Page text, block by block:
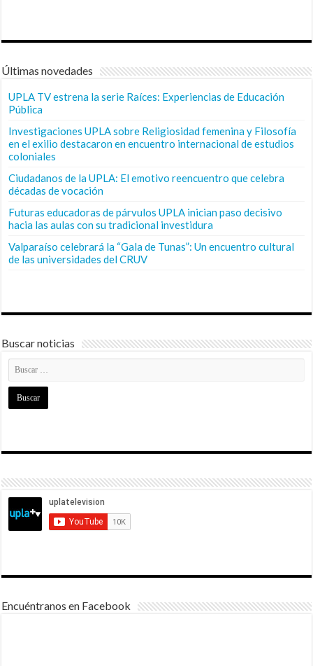
Últimas novedades
UPLA TV estrena la serie Raíces: Experiencias de Educación
Pública
Investigaciones UPLA sobre Religiosidad femenina y Filosofía
en el exilio destacaron en encuentro internacional de estudios
coloniales
Ciudadanos de la UPLA: El emotivo reencuentro que celebra
décadas de vocación
Futuras educadoras de párvulos UPLA inician paso decisivo
hacia las aulas con su tradicional investidura
Valparaíso celebrará la “Gala de Tunas”: Un encuentro cultural
de las universidades del CRUV
Buscar noticias
Encuéntranos en Facebook